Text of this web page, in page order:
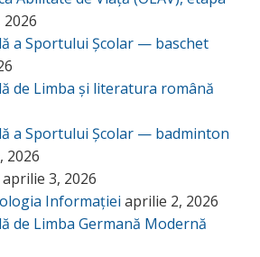
a Sportului Școlar — baschet
de Limba și literatura română
a Sportului Școlar — badminton
2026
aprilie 3, 2026
Informației aprilie 2, 2026
de Limba Germană Modernă